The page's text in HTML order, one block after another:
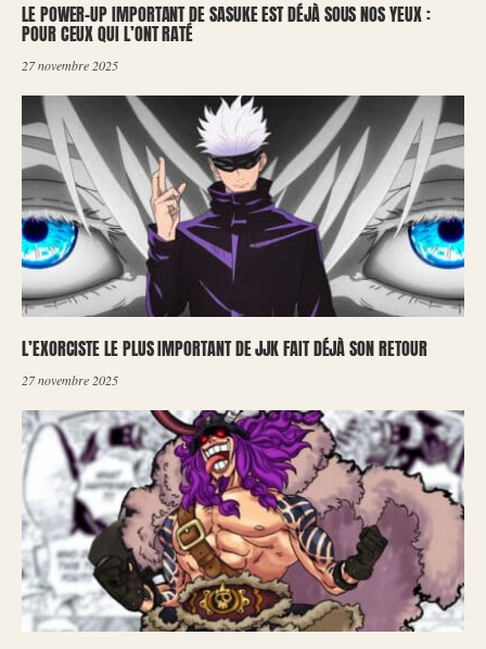
LE POWER-UP IMPORTANT DE SASUKE EST DÉJÀ SOUS NOS YEUX :
POUR CEUX QUI L’ONT RATÉ
27 novembre 2025
L’EXORCISTE LE PLUS IMPORTANT DE JJK FAIT DÉJÀ SON RETOUR
27 novembre 2025